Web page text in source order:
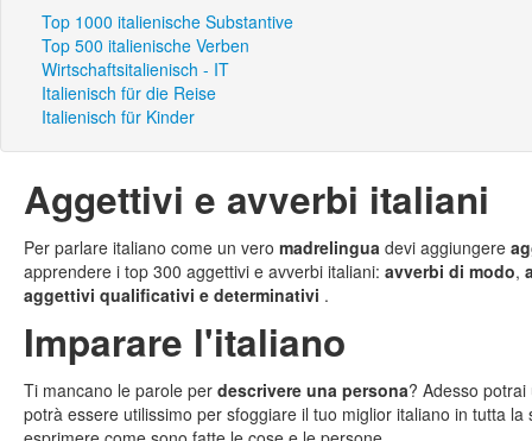
Top 1000 italienische Substantive
Top 500 italienische Verben
Wirtschaftsitalienisch - IT
Italienisch für die Reise
Italienisch für Kinder
Aggettivi e avverbi italiani
Per parlare italiano come un vero madrelingua devi aggiungere
apprendere i top 300 aggettivi e avverbi italiani: avverbi di modo,
aggettivi qualificativi e determinativi .
Imparare l'italiano
Ti mancano le parole per descrivere una persona? Adesso
potrà essere utilissimo per sfoggiare il tuo miglior italiano in tutta